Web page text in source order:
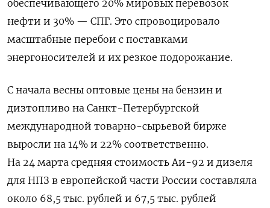
обеспечивающего 20% мировых перевозок
нефти и 30% — СПГ. Это спровоцировало
масштабные перебои с поставками
энергоносителей и их резкое подорожание.
С начала весны оптовые цены на бензин и ​
дизтопливо на Санкт-Петербургской
международной товарно-сырьевой ​бирже
выросли на 14% и 22% соответственно.
На 24 марта средняя стоимость Аи-92 ‌и дизеля
для НПЗ в европейской части России составляла
около 68,5 тыс. рублей и 67,5 тыс. рублей